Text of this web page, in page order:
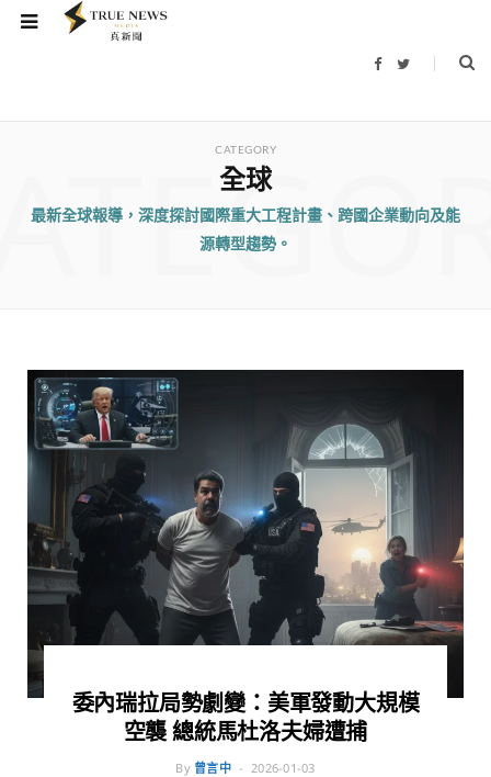
F
b
T
t
CATEGORY
全球
最新全球報導，深度探討國際重大工程計畫、跨國企業動向及能
源轉型趨勢。
委內瑞拉局勢劇變：美軍發動大規模
空襲 總統馬杜洛夫婦遭捕
By 曾言中 2026-01-03